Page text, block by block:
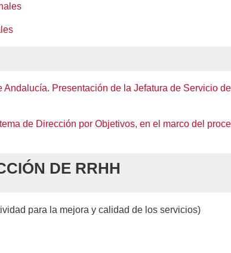
Andalucía. Presentación de la Jefatura de Servicio
de Dirección por Objetivos, en el marco del
DE RRHH
para la mejora y calidad de los servicios)